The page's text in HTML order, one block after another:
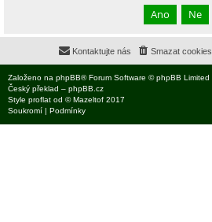
Smazat cookies
Kontaktujte nás
Založeno na phpBB® Forum Software © phpBB Limited
Český překlad – phpBB.cz
Style proflat od ©Mazeltof 2017
Soukromí | Podmínky